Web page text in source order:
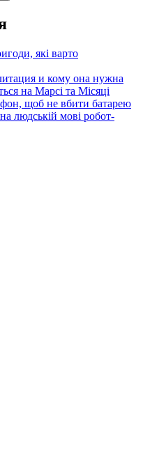
які варто
и кому она нужна
на Марсі та Місяці
щоб не вбити батарею
людській мові робот-